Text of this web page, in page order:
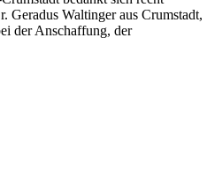
Geradus Waltinger aus Crumstadt,
der Anschaffung, der